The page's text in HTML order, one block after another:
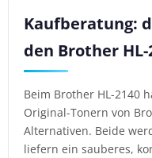
Kaufberatung:
den Brother HL-
Beim Brother HL-2140
Original-Tonern von
Alternativen. Beide
liefern ein sauberes,